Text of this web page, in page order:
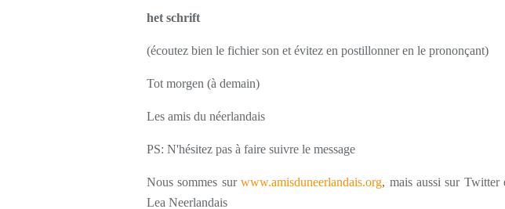
het schrift
(écoutez bien le fichier son et évitez en postillonner en le prononçant)
Tot morgen (à demain)
Les amis du néerlandais
PS: N'hésitez pas à faire suivre le message
Nous sommes surwww.amisduneerlandais.org, mais aussi sur Twitter
Lea Neerlandais